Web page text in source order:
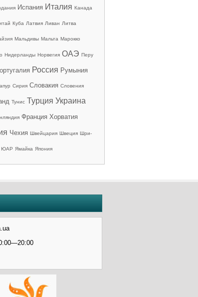
Испания Италия Канада
Куба Латвия Ливан Литва
Мальдивы Мальта Марокко
Нидерланды Норвегия ОАЭ Перу
Россия Румыния
Сирия Словакия Словения
Тунис Турция Украина
Франция Хорватия
Чехия Швейцария Швеция Шри-
ЮАР Ямайка Япония